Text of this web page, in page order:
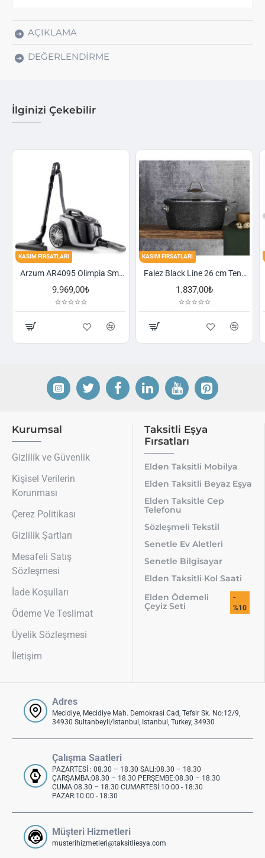
AÇIKLAMA
DEĞERLENDIRME
İlginizi Çekebilir
FIRSATLARI
Arzum AR4095 Olimpia Smart Cyclone Filtreli Süpürge - Füme
9.969,00₺
KASIM FIRSATLARI
Falez Black Line 26 cm Tencere
1.837,00₺
KASIM
Kurumsal
Gizlilik ve Güvenlik
Kişisel Verilerin
Korunması
Çerez Politikası
Gizlilik Şartları
Mesafeli Satış
Sözleşmesi
İade Koşulları
Ödeme Ve Teslimat
Üyelik Sözleşmesi
İletişim
Taksitli Eşya
Fırsatları
Elden Taksitli Mobilya
Elden Taksitli Beyaz Eşya
Elden Taksitle Cep
Telefonu
Sözleşmeli Tekstil
Senetle Ev Aletleri
Senetle Bilgisayar
Elden Taksitli Kol Saati
Elden Ödemeli
Çeyiz Seti
-
%10
Adres
Mecidiye, Mecidiye Mah. Demokrasi Cad, Tefsir Sk. No:12/9,
34930 Sultanbeyli/İstanbul, Istanbul, Turkey, 34930
Çalışma Saatleri
PAZARTESİ : 08.30 – 18.30 SALI:08.30 – 18.30
ÇARŞAMBA:08.30 – 18.30 PERŞEMBE:08.30 – 18.30
CUMA:08.30 – 18.30 CUMARTESİ:10:00 - 18:30
PAZAR:10:00 - 18:30
Müşteri Hizmetleri
musterihizmetleri@taksitliesya.com